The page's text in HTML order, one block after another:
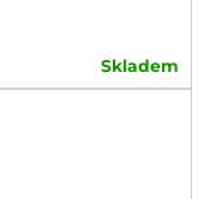
Skladem